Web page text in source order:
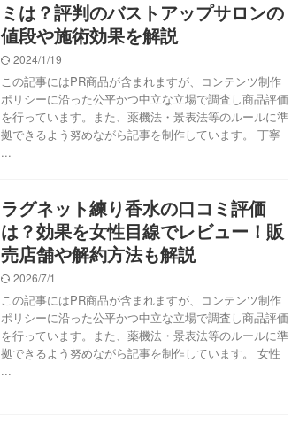
ミは？評判のバストアップサロンの
値段や施術効果を解説
2024/1/19
この記事にはPR商品が含まれますが、コンテンツ制作
ポリシーに沿った公平かつ中立な立場で調査し商品評価
を行っています。また、薬機法・景表法等のルールに準
拠できるよう努めながら記事を制作しています。 丁寧
...
ラグネット練り香水の口コミ評価
は？効果を女性目線でレビュー！販
売店舗や解約方法も解説
2026/7/1
この記事にはPR商品が含まれますが、コンテンツ制作
ポリシーに沿った公平かつ中立な立場で調査し商品評価
を行っています。また、薬機法・景表法等のルールに準
拠できるよう努めながら記事を制作しています。 女性
...